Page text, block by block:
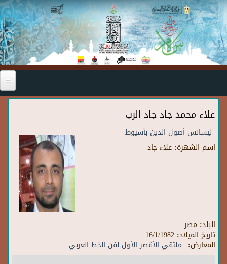
Skip to main content
علاء محمد جاد جاد الرب
ليسانس أصول الدين بأسيوط
اسم الشهرة: علاء جاد
البلد: مصر
تاريخ الميلاد: 16/1/1982
المعارض: ملتقي الأقصر الأول لفن الخط العربي